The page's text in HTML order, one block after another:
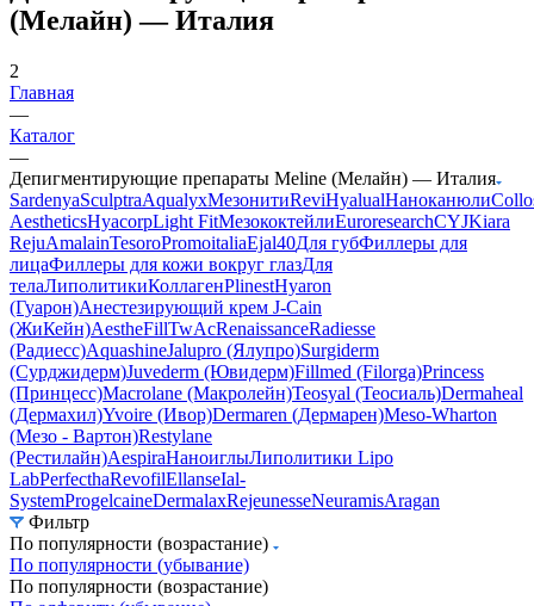
(Мелайн) — Италия
2
Главная
—
Каталог
—
Депигментирующие препараты Meline (Мелайн) — Италия
SardenyaSculptraAqualyxМезонитиReviHyalualНаноканюли
AestheticsHyacorpLight FitМезококтейлиEuroresearchCYJKiara
RejuAmalainTesoroPromoitaliaEjal40Для губФиллеры для
лицаФиллеры для кожи вокруг глазДля
телаЛиполитикиКоллагенPlinestHyaron
(Гуарон)Анестезирующий крем J-Cain
(ЖиКейн)AestheFillTwAcRenaissanceRadiesse
(Радиесс)AquashineJalupro (Ялупро)Surgiderm
(Сурджидерм)Juvederm (Ювидерм)Fillmed (Filorga)Princess
(Принцесс)Macrolane (Макролейн)Teosyal (Теосиаль)Dermaheal
(Дермахил)Yvoire (Ивор)Dermaren (Дермарен)Meso-Wharton
(Мезо - Вартон)Restylane
(Рестилайн)AespiraНаноиглыЛиполитики Lipo
LabPerfecthaRevofilEllanseIal-
SystemProgelcaineDermalaxRejeunesseNeuramisAragan
Фильтр
По популярности (возрастание)
По популярности (убывание)
По популярности (возрастание)